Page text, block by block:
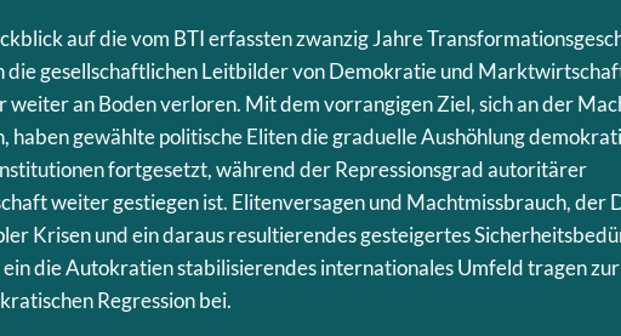
auf die vom BTI erfassten zwanzig Jahre
die gesellschaftlichen Leitbilder von Demokratie und
weiter an Boden verloren. Mit dem vorrangigen Ziel, sich an der
haben gewählte politische Eliten die graduelle Aushöhlung
fortgesetzt, während der Repressionsgrad autoritärer
weiter gestiegen ist. Elitenversagen und Machtmissbrauch, der
Krisen und ein daraus resultierendes gesteigertes
ein die Autokratien stabilisierendes internationales Umfeld tragen zur
Regression bei.